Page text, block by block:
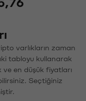
varlıkların zaman
tabloyu kullanarak
ve en düşük fiyatları
Seçtiğiniz